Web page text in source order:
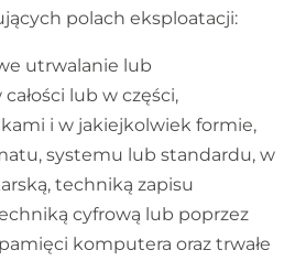
polach eksploatacji:
utrwalanie lub
lub w części,
i w jakiejkolwiek formie,
systemu lub standardu, w
techniką zapisu
cyfrową lub poprzez
komputera oraz trwałe